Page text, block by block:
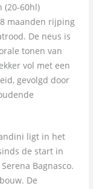
(20-60hl)
maanden rijping
De neus is
tonen van
vol met een
gevolgd door
ligt in het
de start in
Bagnasco.
De